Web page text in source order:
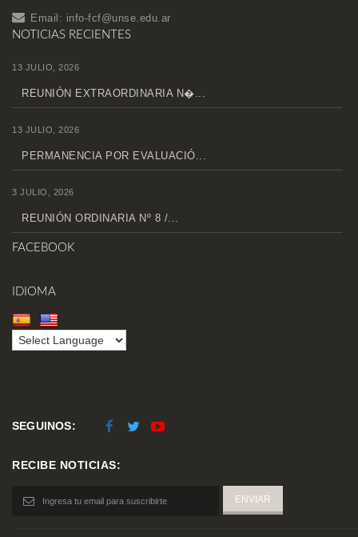
Email: info-fcf@unse.edu.ar
NOTICIAS RECIENTES
13 JULIO, 2026
REUNIÓN EXTRAORDINARIA N�...
13 JULIO, 2026
PERMANENCIA POR EVALUACIÓ...
3 JULIO, 2026
REUNIÓN ORDINARIA Nº 8 /...
FACEBOOK
IDIOMA
SEGUINOS:
RECIBE NOTICIAS: